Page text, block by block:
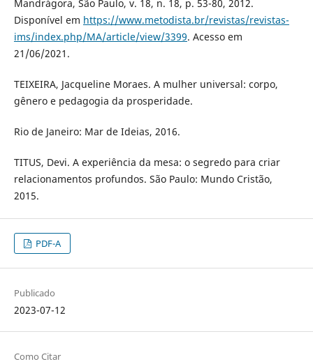
Mandrágora, São Paulo, v. 18, n. 18, p. 53-80, 2012.
Disponível em https://www.metodista.br/revistas/revistas-
ims/index.php/MA/article/view/3399. Acesso em
21/06/2021.
TEIXEIRA, Jacqueline Moraes. A mulher universal: corpo,
gênero e pedagogia da prosperidade.
Rio de Janeiro: Mar de Ideias, 2016.
TITUS, Devi. A experiência da mesa: o segredo para criar
relacionamentos profundos. São Paulo: Mundo Cristão,
2015.
PDF-A
Publicado
2023-07-12
Como Citar